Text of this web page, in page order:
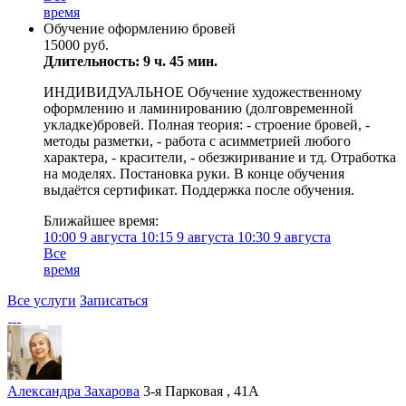
время
Обучение оформлению бровей
15000 руб.
Длительность: 9 ч. 45 мин.
ИНДИВИДУАЛЬНОЕ Обучение художественному
оформлению и ламинированию (долговременной
укладке)бровей. Полная теория: - строение бровей, -
методы разметки, - работа с асимметрией любого
характера, - красители, - обезжиривание и тд. Отработка
на моделях. Постановка руки. В конце обучения
выдаётся сертификат. Поддержка после обучения.
Ближайшее время:
10:00 9 августа 10:15 9 августа 10:30 9 августа
Все
время
Все услуги Записаться
Александра Захарова 3-я Парковая , 41А